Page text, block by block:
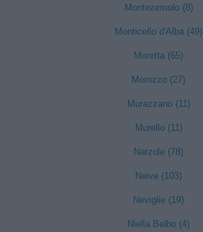
Montezemolo (8)
Monticello d'Alba (49)
Moretta (65)
Morozzo (27)
Murazzano (11)
Murello (11)
Narzole (78)
Neive (103)
Neviglie (19)
Niella Belbo (4)